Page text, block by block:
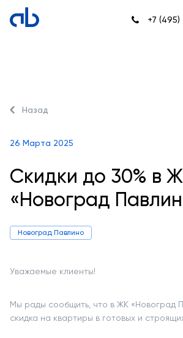
+7
Назад
26 Марта 2025
Скидки до 30% в
«Новоград
Новоград Павлино
Уважаемые клиенты!
Мы рады сообщить, что в ЖК «Новоград
скидка на квартиры в готовых и